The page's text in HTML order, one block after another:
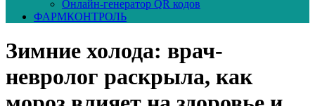
Онлайн-генератор QR кодов
ФАРМКОНТРОЛЬ
Зимние холода: врач-
невролог раскрыла, как